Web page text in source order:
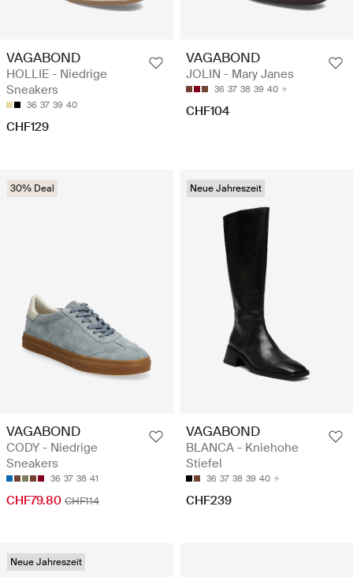
VAGABOND
HOLLIE - Niedrige
Sneakers
36 37 39 40
CHF129
VAGABOND
JOLIN - Mary Janes
36 37 38 39 40
CHF104
30% Deal
VAGABOND
CODY - Niedrige
Sneakers
36 37 38 41
CHF79.80 CHF114
Neue Jahreszeit
VAGABOND
BLANCA - Kniehohe
Stiefel
36 37 38 39 40
CHF239
Neue Jahreszeit